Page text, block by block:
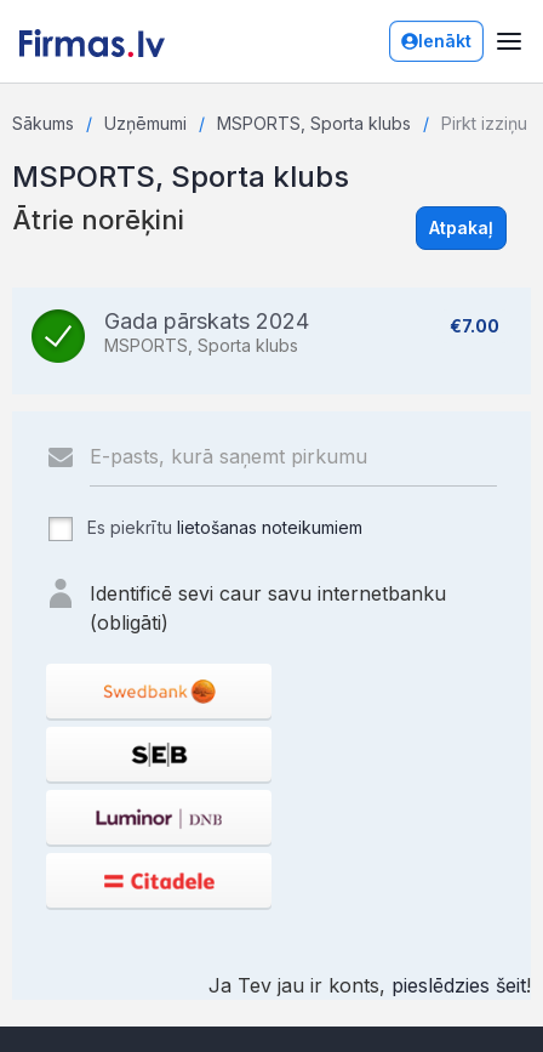
Ienākt
Sākums Uzņēmumi MSPORTS, Sporta klubs Pirkt izziņu
MSPORTS, Sporta klubs
Ātrie norēķini Atpakaļ
Gada pārskats 2024
MSPORTS, Sporta klubs
€7.00
Es piekrītu lietošanas noteikumiem
Identificē sevi caur savu internetbanku
(obligāti)
Ja Tev jau ir konts, pieslēdzies šeit!